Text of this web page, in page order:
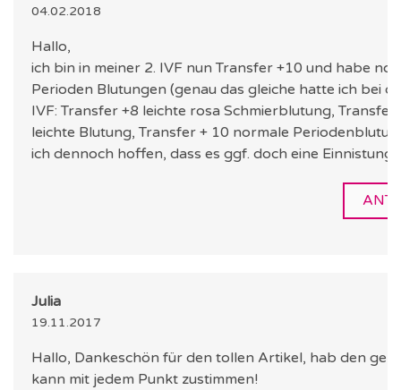
04.02.2018
Hallo,
ich bin in meiner 2. IVF nun Transfer +10 und habe
Perioden Blutungen (genau das gleiche hatte ich bei
IVF: Transfer +8 leichte rosa Schmierblutung, Transfer
leichte Blutung, Transfer + 10 normale
ich dennoch hoffen, dass es ggf. doch eine Einnistung
Julia
19.11.2017
Hallo, Dankeschön für den tollen Artikel, hab den
kann mit jedem Punkt zustimmen!